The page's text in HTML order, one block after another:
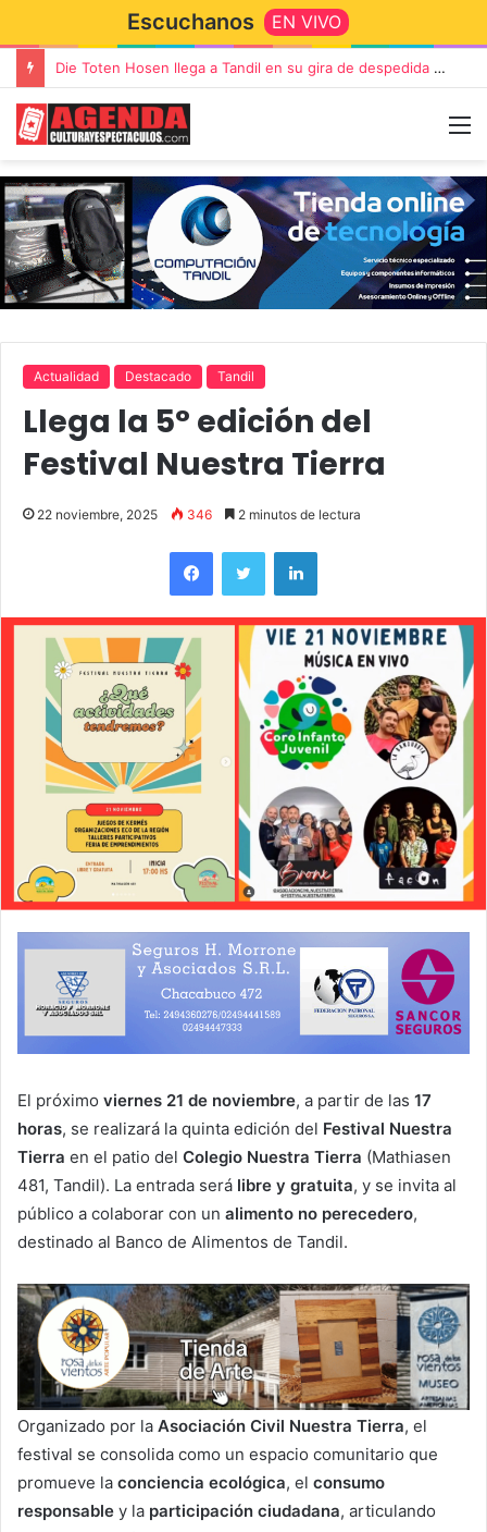
Escuchanos EN VIVO
“TIRRIA” llega a Tandil con un elenco de lujo encabezado por Capusotto, Spregelburd y Stefani
Actualidad Destacado Tandil
Llega la 5° edición del
Festival Nuestra Tierra
22 noviembre, 2025 346 2 minutos de lectura
El próximo viernes 21 de noviembre, a partir de las 17
horas, se realizará la quinta edición del Festival Nuestra
Tierra en el patio del Colegio Nuestra Tierra (Mathiasen
481, Tandil). La entrada será libre y gratuita, y se invita al
público a colaborar con un alimento no perecedero,
destinado al Banco de Alimentos de Tandil.
Organizado por la Asociación Civil Nuestra Tierra, el
festival se consolida como un espacio comunitario que
promueve la conciencia ecológica, el consumo
responsable y la participación ciudadana, articulando